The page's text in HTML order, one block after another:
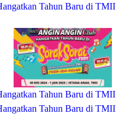
Tahun Baru di TMII
Tahun Baru di TMII
Tahun Baru di TMII